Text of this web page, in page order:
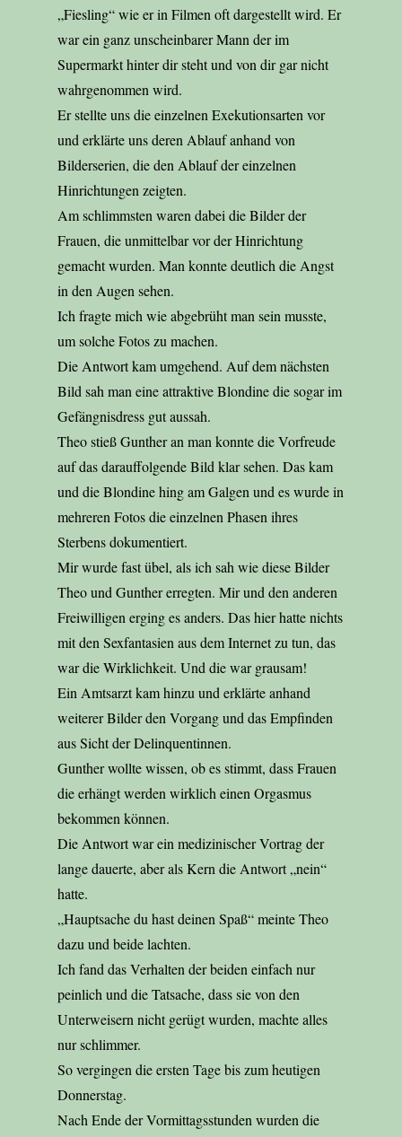
„Fiesling“ wie er in Filmen oft dargestellt wird. Er
war ein ganz unscheinbarer Mann der im
Supermarkt hinter dir steht und von dir gar nicht
wahrgenommen wird.
Er stellte uns die einzelnen Exekutionsarten vor
und erklärte uns deren Ablauf anhand von
Bilderserien, die den Ablauf der einzelnen
Hinrichtungen zeigten.
Am schlimmsten waren dabei die Bilder der
Frauen, die unmittelbar vor der Hinrichtung
gemacht wurden. Man konnte deutlich die Angst
in den Augen sehen.
Ich fragte mich wie abgebrüht man sein musste,
um solche Fotos zu machen.
Die Antwort kam umgehend. Auf dem nächsten
Bild sah man eine attraktive Blondine die sogar im
Gefängnisdress gut aussah.
Theo stieß Gunther an man konnte die Vorfreude
auf das darauffolgende Bild klar sehen. Das kam
und die Blondine hing am Galgen und es wurde in
mehreren Fotos die einzelnen Phasen ihres
Sterbens dokumentiert.
Mir wurde fast übel, als ich sah wie diese Bilder
Theo und Gunther erregten. Mir und den anderen
Freiwilligen erging es anders. Das hier hatte nichts
mit den Sexfantasien aus dem Internet zu tun, das
war die Wirklichkeit. Und die war grausam!
Ein Amtsarzt kam hinzu und erklärte anhand
weiterer Bilder den Vorgang und das Empfinden
aus Sicht der Delinquentinnen.
Gunther wollte wissen, ob es stimmt, dass Frauen
die erhängt werden wirklich einen Orgasmus
bekommen können.
Die Antwort war ein medizinischer Vortrag der
lange dauerte, aber als Kern die Antwort „nein“
hatte.
„Hauptsache du hast deinen Spaß“ meinte Theo
dazu und beide lachten.
Ich fand das Verhalten der beiden einfach nur
peinlich und die Tatsache, dass sie von den
Unterweisern nicht gerügt wurden, machte alles
nur schlimmer.
So vergingen die ersten Tage bis zum heutigen
Donnerstag.
Nach Ende der Vormittagsstunden wurden die